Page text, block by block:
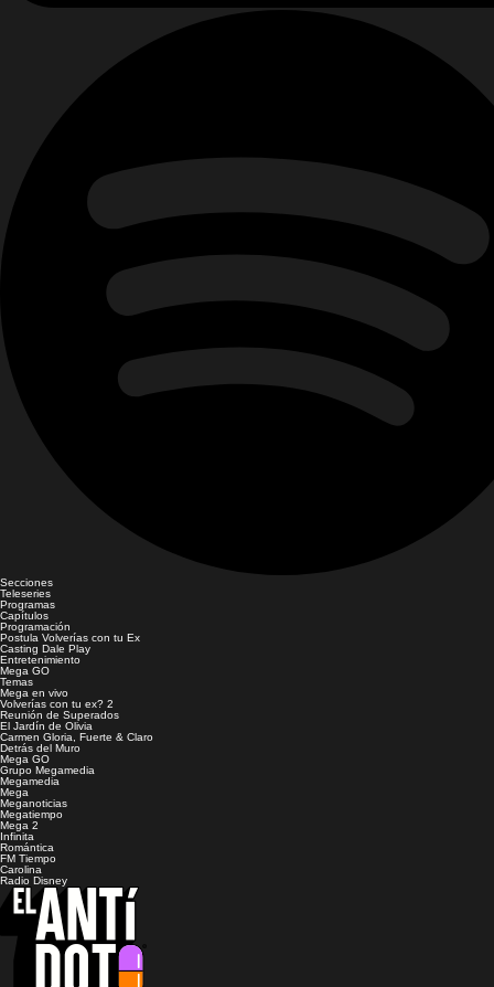
Secciones
Teleseries
Programas
Capítulos
Programación
Postula Volverías con tu Ex
Casting Dale Play
Entretenimiento
Mega GO
Temas
Mega en vivo
Volverías con tu ex? 2
Reunión de Superados
El Jardín de Olivia
Carmen Gloria, Fuerte & Claro
Detrás del Muro
Mega GO
Grupo Megamedia
Megamedia
Mega
Meganoticias
Megatiempo
Mega 2
Infinita
Romántica
FM Tiempo
Carolina
Radio Disney